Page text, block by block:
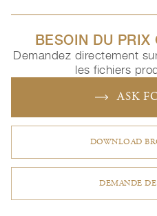
BESOIN DU PRIX
Demandez directement
les fichiers
ASK
DOWNLOAD
DEMANDE